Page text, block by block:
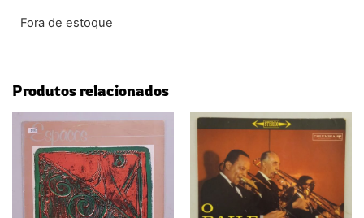
Fora de estoque
Produtos relacionados